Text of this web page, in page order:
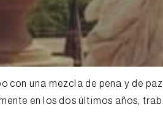
con una mezcla de pena y de
en los dos últimos años,